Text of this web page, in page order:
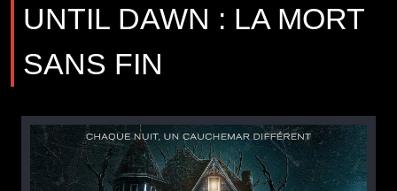
UNTIL DAWN : LA MORT
SANS FIN